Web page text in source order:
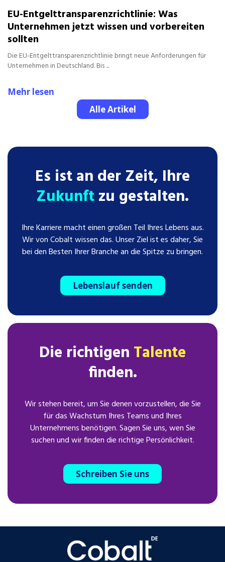
Alle Artikel
EU-Entgelttransparenzrichtlinie: Was
Unternehmen jetzt wissen und vorbereiten
sollten
Die EU-Entgelttransparenzrichtlinie bringt neue Anforderungen für
Unternehmen in Deutschland. Bis ...
Mehr lesen
Es ist an der Zeit, Ihre
Zukunftzu gestalten.
Ihre Karriere macht einen großen Teil Ihres Lebens aus.
Wir von Cobalt wissen das. Unser Ziel ist es daher, Sie
bei den Besten Ihrer Branche an die Spitze zu bringen.
Lebenslauf senden
Die richtigen Talente
finden.
Wir stehen bereit, um Sie denen vorzustellen, die Sie
für das Wachstum Ihres Teams und Ihres
Unternehmens benötigen. Sagen Sie uns, wen Sie
suchen und wir finden die richtige Persönlichkeit.
Schreiben Sie uns